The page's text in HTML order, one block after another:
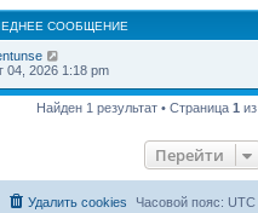
СООБЩЕНИЕ
04, 2026 1:18 pm
Найден 1 результат • Страница 1 из
Перейти
Часовой пояс: UTC
Удалить cookies